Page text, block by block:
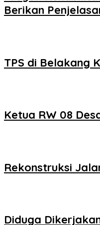
Berikan
TPS di Belakang
Ketua RW 08
Rekonstruksi
Diduga